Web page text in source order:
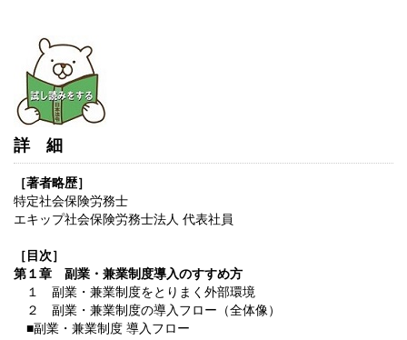
詳細
［著者略歴］
特定社会保険労務士
エキップ社会保険労務士法人 代表社員
［目次］
第１章 副業・兼業制度導入のすすめ方
１ 副業・兼業制度をとりまく外部環境
２ 副業・兼業制度の導入フロー（全体像）
■副業・兼業制度 導入フロー